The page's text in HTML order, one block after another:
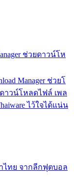
ช่วยดาวน์โห
Manager ช่วยโ
าวน์โหลดไฟล์ เพล
ไว้ใจได้แน่น
ไทย จากลีกฟุตบอล